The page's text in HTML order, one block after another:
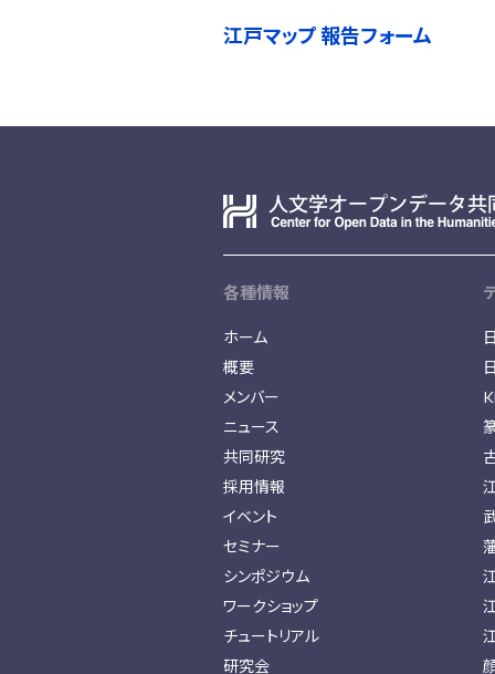
江戸マップ 報告フォーム
各種情報
ホーム
概要
メンバー
ニュース
共同研究
採用情報
イベント
セミナー
シンポジウム
ワークショップ
チュートリアル
研究会